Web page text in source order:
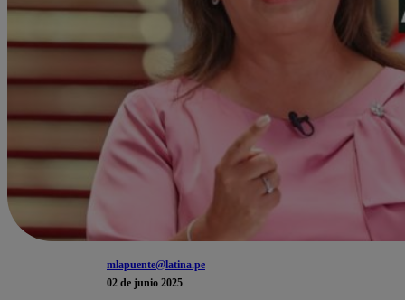
mlapuente@latina.pe
02 de junio 2025